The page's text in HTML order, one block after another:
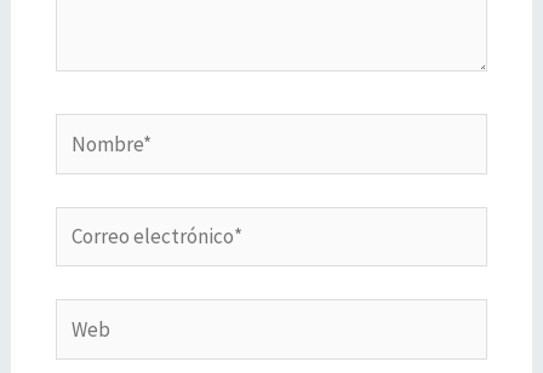
Nombre*
Correo
electrónico*
Web